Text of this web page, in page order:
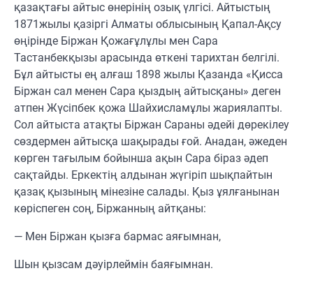
қазақтағы айтыс өнерінің озық үлгісі. Айтыстың
1871жылы қазіргі Алматы облысының Қапал-Ақсу
өңірінде Біржан Қожағұлұлы мен Сара
Тастанбекқызы арасында өткені тарихтан белгілі.
Бұл айтысты ең алғаш 1898 жылы Қазанда «Қисса
Біржан сал менен Сара қыздың айтысқаны» деген
атпен Жүсіпбек қожа Шайхисламұлы жариялапты.
Сол айтыста атақты Біржан Сараны әдейі дөрекілеу
сөздермен айтысқа шақырады ғой. Анадан, әжеден
көрген тағылым бойынша ақын Сара біраз әдеп
сақтайды. Еркектің алдынан жүгіріп шықпайтын
қазақ қызының мінезіне салады. Қыз ұялғанынан
көріспеген соң, Біржанның айтқаны:
— Мен Біржан қызға бармас аяғымнан,
Шын қызсам дәуірлеймін баяғымнан.